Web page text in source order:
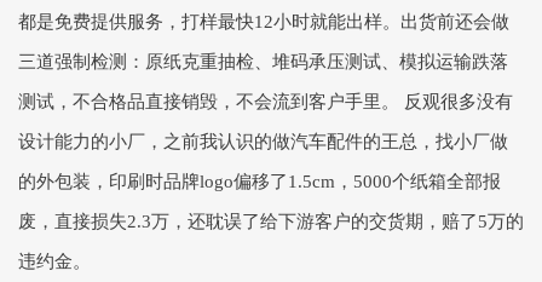
都是免费提供服务，打样最快12小时就能出样。出货前还会做
三道强制检测：原纸克重抽检、堆码承压测试、模拟运输跌落
测试，不合格品直接销毁，不会流到客户手里。 反观很多没有
设计能力的小厂，之前我认识的做汽车配件的王总，找小厂做
的外包装，印刷时品牌logo偏移了1.5cm，5000个纸箱全部报
废，直接损失2.3万，还耽误了给下游客户的交货期，赔了5万的
违约金。